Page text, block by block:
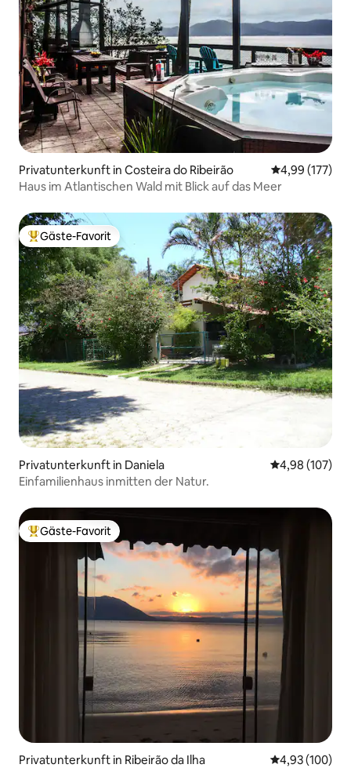
Privatunterkunft in Costeira do Ribeirão
4,99 (177)
Haus im Atlantischen Wald mit Blick auf das Meer
Beliebter Gäste-Favorit.
Gäste-Favorit
Privatunterkunft in Daniela
4,98 (107)
Einfamilienhaus inmitten der Natur.
Beliebter Gäste-Favorit.
Gäste-Favorit
Privatunterkunft in Ribeirão da Ilha 4,93 (100)